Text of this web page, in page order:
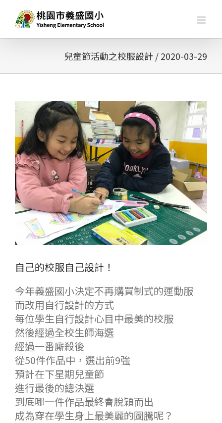
兒童節活動之校服設計 / 2020-03-29
查
看
圖
自己的校服自己設計！
今年義盛國小決定不再購買制式的運動服
而改用自行設計的方式
每位學生自行設計心目中最美的校服
然後經過全校生師海選
經過一番廝殺後
從50件作品中，選出前9強
預計在下星期兒童節
進行最後的總決選
到底哪一件作品最終會脫穎而出
成為穿在學生身上最美麗的圖騰呢？